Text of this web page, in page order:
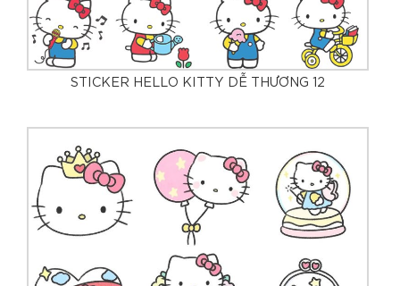
STICKER HELLO KITTY DỄ THƯƠNG 12